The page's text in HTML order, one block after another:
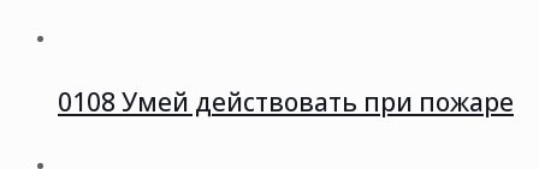
0108 Умей действовать при пожаре